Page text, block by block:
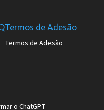
Termos de Adesão
Termos de Adesão
o ChatGPT